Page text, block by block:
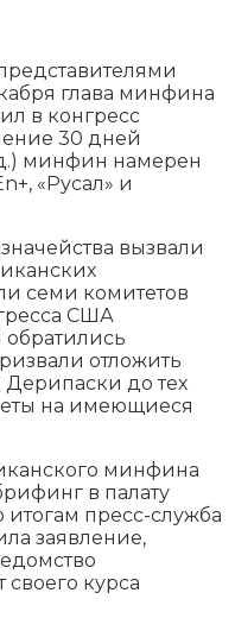
глава минфина
в конгресс
30 дней
минфин намерен
«Русал» и
вызвали
семи комитетов
США
отложить
до тех
на имеющиеся
минфина
в палату
пресс-служба
заявление,
своего курса